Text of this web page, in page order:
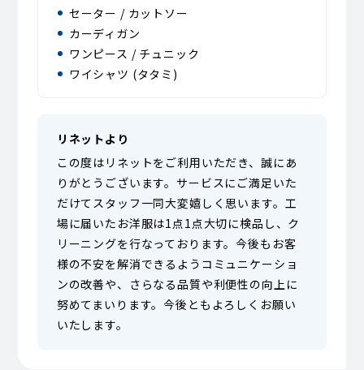
セーター / カットソー
カーディガン
ワンピース / チュニック
ワイシャツ (タタミ)
リネットより
この度はリネットをご利用いただき、誠にあ
りがとうございます。サービスにご満足いた
だけてスタッフ一同大変嬉しく思います。工
場に届いたお洋服は1点1点大切に検品し、ク
リーニングを行なっております。今後もお客
様の不安を解消できるようコミュニケーショ
ンの改善や、さらなる品質や利便性の向上に
努めてまいります。今後ともよろしくお願い
いたします。